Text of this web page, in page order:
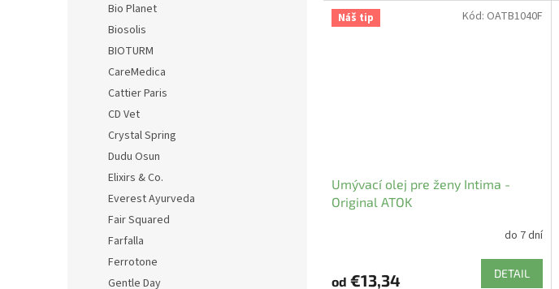
Bio Planet
Biosolis
BIOTURM
CareMedica
Cattier Paris
CD Vet
Crystal Spring
Dudu Osun
Elixirs & Co.
Everest Ayurveda
Fair Squared
Farfalla
Ferrotone
Gentle Day
Náš tip
Umývací olej pre ženy Intima -
Original ATOK
do 7 dní
od €13,34 DETAIL
Kód: OATB1040F